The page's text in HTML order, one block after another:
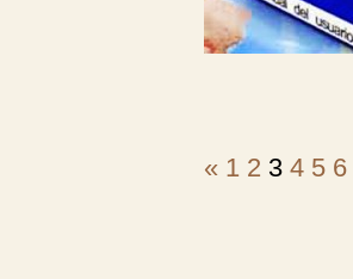
« 1 2 3 4 5 6